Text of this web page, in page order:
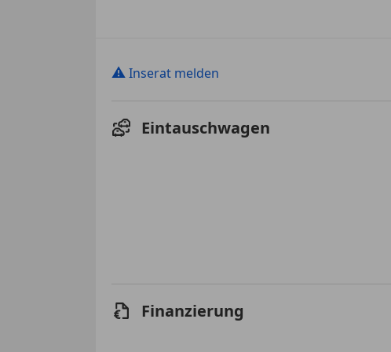
⚠ Inserat melden
Eintauschwagen
Finanzierung